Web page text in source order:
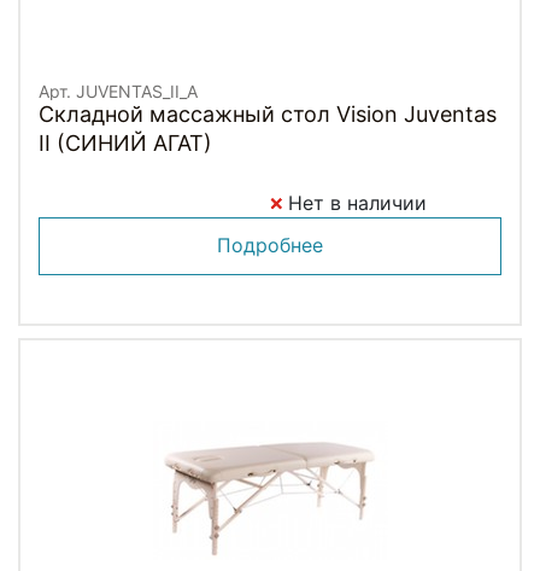
Арт. JUVENTAS_II_A
Складной массажный стол Vision Juventas
II (СИНИЙ АГАТ)
Нет в наличии
Подробнее